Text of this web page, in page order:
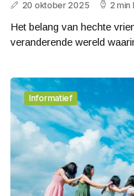
20 oktober 2025 2 min
Het belang van hechte
veranderende wereld
Informatief